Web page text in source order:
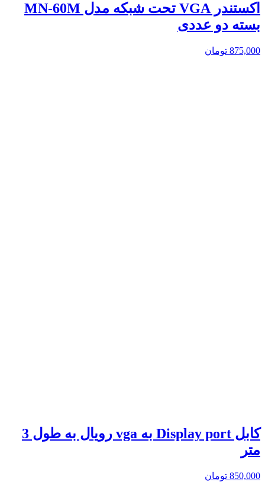
اکستندر VGA تحت شبکه مدل MN-60M
بسته دو عددی
875,000 تومان
کابل Display port به vga رویال به طول 3
متر
850,000 تومان